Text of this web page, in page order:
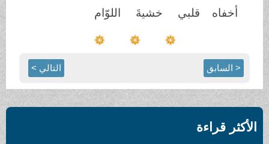
أخفاه قلبي خشيةَ اللوّام
< السابق التالي >
الأكثر قراءة